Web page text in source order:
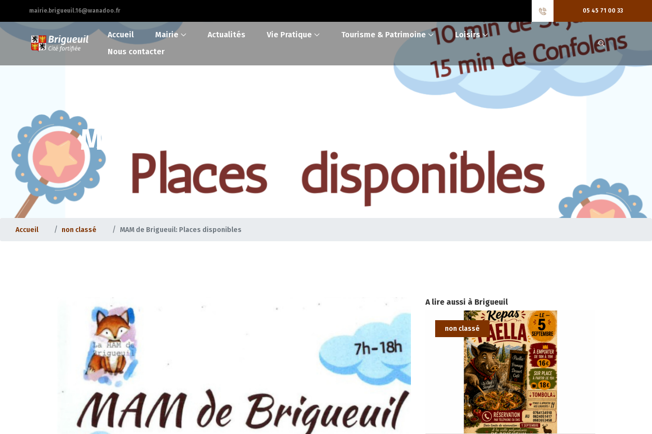
mairie.brigueuil.16@wanadoo.fr 05 45 71 00 33
Accueil Mairie Actualités Vie Pratique Tourisme & Patrimoine
Loisirs
Nous contacter
MAM de Brigueuil: Places disponibles
Accueil non classé MAM de Brigueuil: Places disponibles
A lire aussi à Brigueuil
Santé non classé